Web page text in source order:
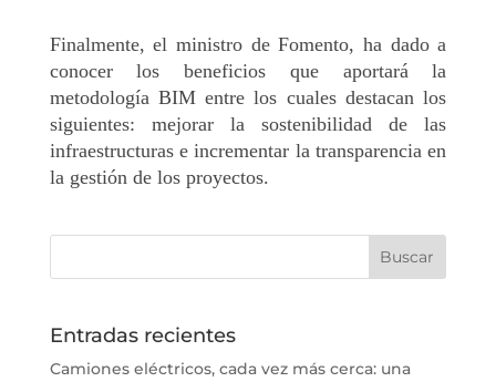
Finalmente, el ministro de Fomento, ha dado a
conocer los beneficios que aportará la
metodología BIM entre los cuales destacan los
siguientes: mejorar la sostenibilidad de las
infraestructuras e incrementar la transparencia en
la gestión de los proyectos.
Entradas recientes
Camiones eléctricos, cada vez más cerca: una